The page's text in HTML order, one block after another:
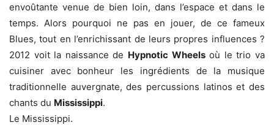
envoûtante venue de bien loin, dans l’espace et dans le
temps. Alors pourquoi ne pas en jouer, de ce fameux
Blues, tout en l’enrichissant de leurs propres influences ?
2012 voit la naissance de Hypnotic Wheelsoù le trio va
cuisiner avec bonheur les ingrédients de la musique
traditionnelle auvergnate, des percussions latinos et des
chants du Mississippi.
Le Mississippi.